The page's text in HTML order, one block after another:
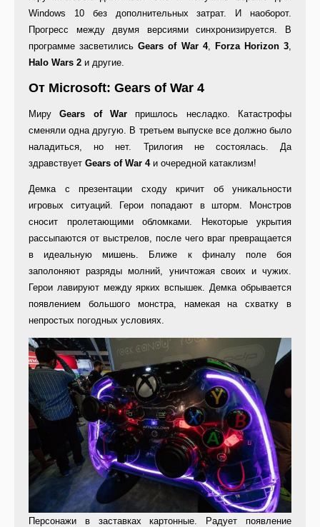
Windows 10 без дополнительных затрат. И наоборот.
Прогресс между двумя версиями синхронизируется. В
программе засветилисьGears of War 4, Forza Horizon 3
Halo Wars 2 и другие.
От Microsoft: Gears of War 4
МируGears of War пришлось несладко. Катастрофы
сменяли одна другую. В третьем выпуске все должно было
наладиться, но нет. Трилогия не состоялась. Да
здравствует Gears of War 4и очередной катаклизм!
Демка с презентации сходу кричит об уникальности
игровых ситуаций. Герои попадают в шторм. Монстров
сносит пролетающими обломками. Некоторые укрытия
рассыпаются от выстрелов, после чего враг превращается
в идеальную мишень. Ближе к финалу поле боя
заполоняют разряды молний, уничтожая своих и чужих.
Герои лавируют между ярких вспышек. Демка обрывается
появлением большого монстра, намекая на схватку в
непростых погодных условиях.
Персонажи в заставках картонные. Радует появление